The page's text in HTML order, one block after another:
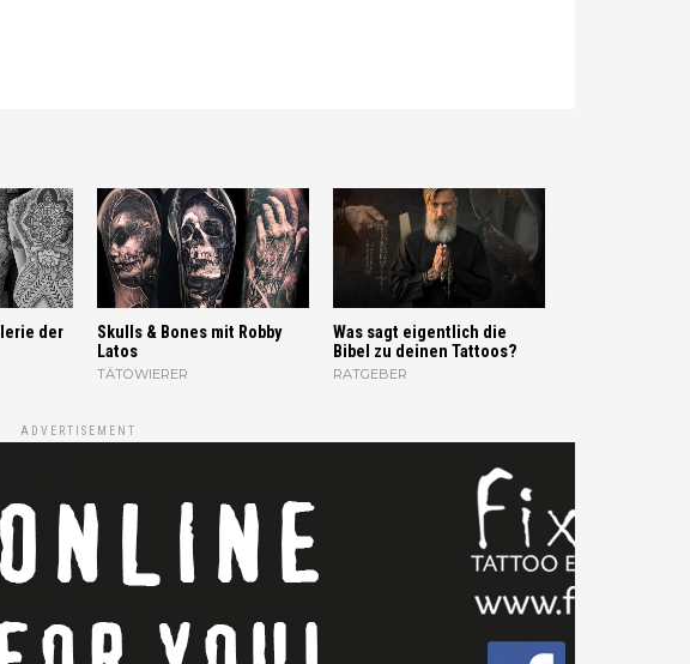
der
Skulls & Bones mit Robby
Latos
TÄTOWIERER
Was sagt eigentlich die
Bibel zu deinen Tattoos?
RATGEBER
ADVERTISEMENT